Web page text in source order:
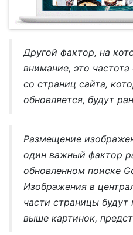
Другой фактор, на
внимание, это
со страниц сайта,
обновляется, будут
Размещение
один важный фактор
обновленном поиске
Изображения в
части страницы будут
выше картинок,